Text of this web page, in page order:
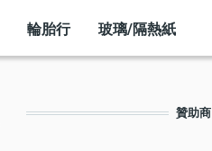
輪胎行 玻璃/隔熱紙
贊助商